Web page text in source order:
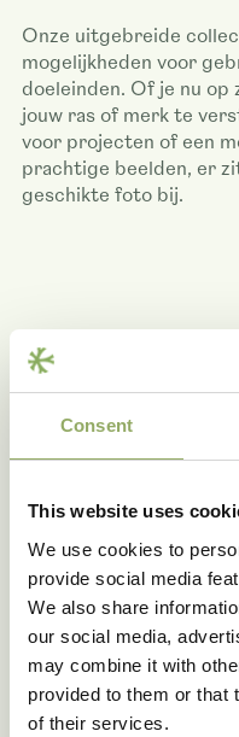
Consent
This website uses
We use cookies to
provide social media
We also share
our social media,
may combine it with
provided to them or that
of their services.
Onze uitgebreide
mogelijkheden voor
doeleinden. Of je nu op
jouw ras of merk te
voor projecten of een
prachtige beelden, er
geschikte foto bij.
Meer
Bekijk alle artikelen